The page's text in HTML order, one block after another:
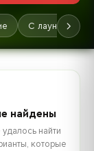
С лаунчером
найдены
найти
которые